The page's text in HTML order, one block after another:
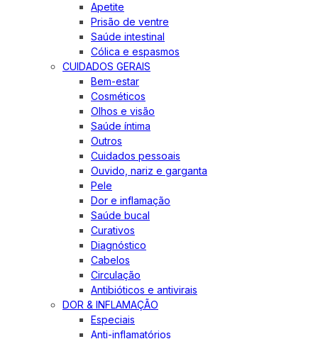
Apetite
Prisão de ventre
Saúde intestinal
Cólica e espasmos
CUIDADOS GERAIS
Bem-estar
Cosméticos
Olhos e visão
Saúde íntima
Outros
Cuidados pessoais
Ouvido, nariz e garganta
Pele
Dor e inflamação
Saúde bucal
Curativos
Diagnóstico
Cabelos
Circulação
Antibióticos e antivirais
DOR & INFLAMAÇÃO
Especiais
Anti-inflamatórios